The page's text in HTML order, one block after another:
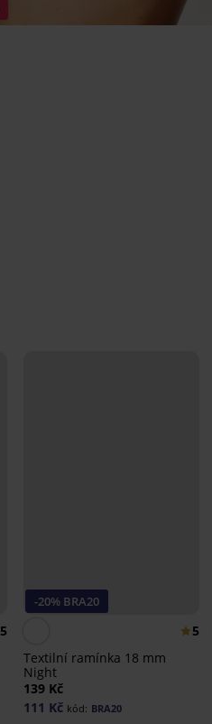
5
-20% BRA20
5
Textilní ramínka 18 mm
Night
139 Kč
111 Kč kód: BRA20